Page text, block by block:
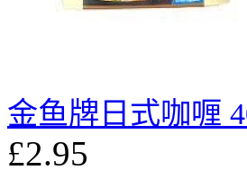
金鱼牌日式咖喱
£2.95